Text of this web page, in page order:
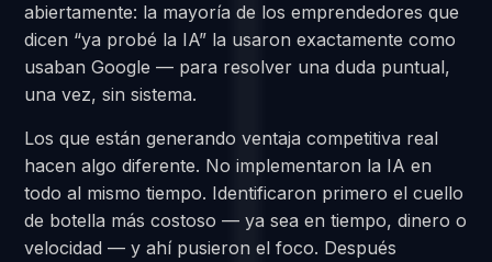
abiertamente: la mayoría de los emprendedores que
dicen “ya probé la IA” la usaron exactamente como
usaban Google — para resolver una duda puntual,
una vez, sin sistema.
Los que están generando ventaja competitiva real
hacen algo diferente. No implementaron la IA en
todo al mismo tiempo. Identificaron primero el cuello
de botella más costoso — ya sea en tiempo, dinero o
velocidad — y ahí pusieron el foco. Después